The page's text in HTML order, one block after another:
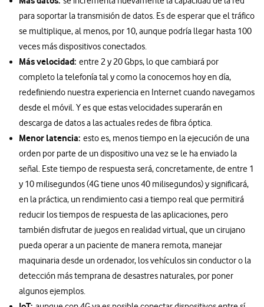
para soportar la transmisión de datos. Es de esperar que el tráfico
se multiplique, al menos, por 10, aunque podría llegar hasta 100
veces más dispositivos conectados.
Más velocidad: entre 2 y 20 Gbps, lo que cambiará por
completo la telefonía tal y como la conocemos hoy en día,
redefiniendo nuestra experiencia en Internet cuando navegamos
desde el móvil. Y es que estas velocidades superarán en
descarga de datos a las actuales redes de fibra óptica.
Menor latencia: esto es, menos tiempo en la ejecución de una
orden por parte de un dispositivo una vez se le ha enviado la
señal. Este tiempo de respuesta será, concretamente, de entre 1
y 10 milisegundos (4G tiene unos 40 milisegundos) y significará,
en la práctica, un rendimiento casi a tiempo real que permitirá
reducir los tiempos de respuesta de las aplicaciones, pero
también disfrutar de juegos en realidad virtual, que un cirujano
pueda operar a un paciente de manera remota, manejar
maquinaria desde un ordenador, los vehículos sin conductor o la
detección más temprana de desastres naturales, por poner
algunos ejemplos.